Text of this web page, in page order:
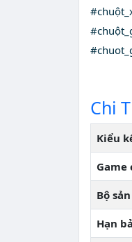
Chi
Kiểu
Game
Bộ
Hạn